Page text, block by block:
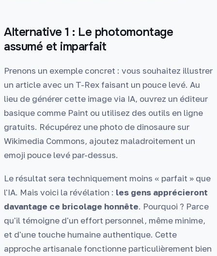
Alternative 1 : Le photomontage
assumé et imparfait
Prenons un exemple concret : vous souhaitez illustrer
un article avec un T-Rex faisant un pouce levé. Au
lieu de générer cette image via IA, ouvrez un éditeur
basique comme Paint ou utilisez des outils en ligne
gratuits. Récupérez une photo de dinosaure sur
Wikimedia Commons, ajoutez maladroitement un
emoji pouce levé par-dessus.
Le résultat sera techniquement moins « parfait » que
l'IA. Mais voici la révélation : les gens apprécieront
davantage ce bricolage honnête. Pourquoi ? Parce
qu'il témoigne d'un effort personnel, même minime,
et d'une touche humaine authentique. Cette
approche artisanale fonctionne particulièrement bien